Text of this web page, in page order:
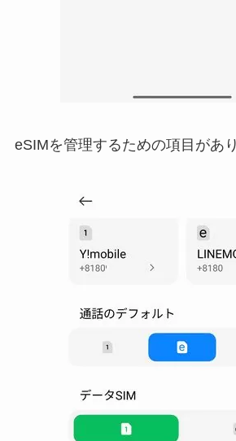
eSIMを管理するための項目があ